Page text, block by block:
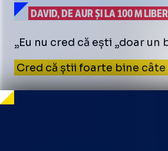
DAVID, DE AUR ȘI LA 100 M LIBER
„Eu nu cred că ești „doar
Cred că știi foarte bine